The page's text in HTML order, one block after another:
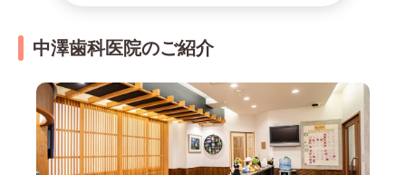
中澤歯科医院のご紹介